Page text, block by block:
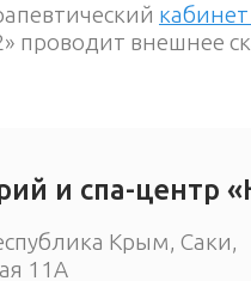
проводит внешнее
и спа-центр
Крым, Саки,
11А